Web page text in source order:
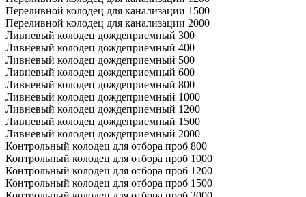
Переливной колодец для канализации 1500
Переливной колодец для канализации 2000
Ливневый колодец дождеприемный 300
Ливневый колодец дождеприемный 400
Ливневый колодец дождеприемный 500
Ливневый колодец дождеприемный 600
Ливневый колодец дождеприемный 800
Ливневый колодец дождеприемный 1000
Ливневый колодец дождеприемный 1200
Ливневый колодец дождеприемный 1500
Ливневый колодец дождеприемный 2000
Контрольный колодец для отбора проб 800
Контрольный колодец для отбора проб 1000
Контрольный колодец для отбора проб 1200
Контрольный колодец для отбора проб 1500